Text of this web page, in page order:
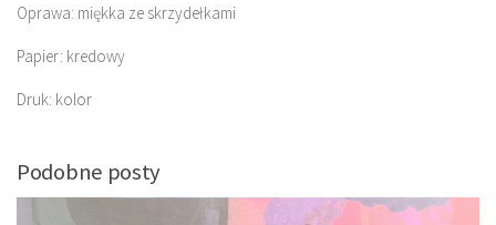
Oprawa: miękka ze skrzydełkami
Papier: kredowy
Druk: kolor
Podobne posty